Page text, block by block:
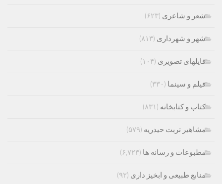
شعر و شاعری (۶۲۳)
شهر و شهرداری (۸۱۳)
فایلهای تصویری (۱۰۴)
فیلم و سینما (۳۳۰)
کتاب و کتابخانه (۸۳۱)
مشاهیر تربت حیدریه (۵۷۹)
مطبوعات و رسانه ها (۶,۷۲۳)
منابع طبیعی و ابخیز داری (۹۲)